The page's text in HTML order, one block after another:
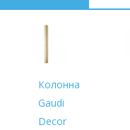
Колонна
Gaudi
Decor